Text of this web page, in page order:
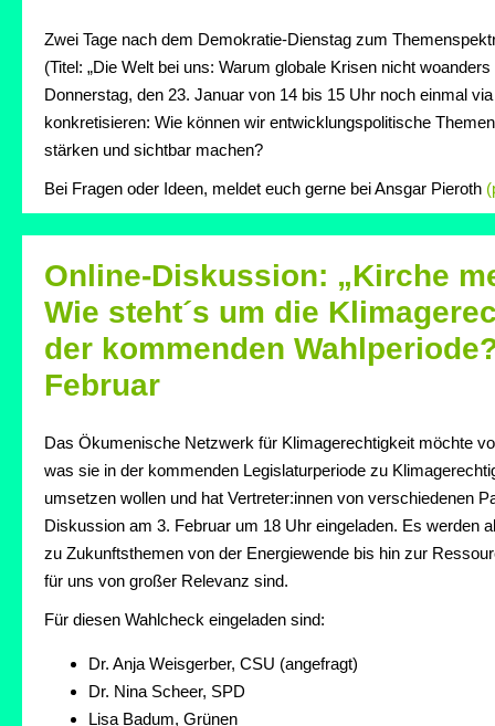
Zwei Tage nach dem Demokratie-Dienstag zum
(Titel: „Die Welt bei uns: Warum globale Krisen nicht
Donnerstag, den 23. Januar von 14 bis 15 Uhr noch einmal
konkretisieren: Wie können wir entwicklungspolitische
stärken und sichtbar machen?
Bei Fragen oder Ideen, meldet euch gerne bei Ansgar Pieroth
Online-Diskussion: „Kirche
Wie steht´s um die
der kommenden
Februar
Das Ökumenische Netzwerk für Klimagerechtigkeit möchte
was sie in der kommenden Legislaturperiode zu
umsetzen wollen und hat Vertreter:innen von verschiedenen
Diskussion am 3. Februar um 18 Uhr eingeladen. Es werden
zu Zukunftsthemen von der Energiewende bis hin zur
für uns von großer Relevanz sind.
Für diesen Wahlcheck eingeladen sind:
Dr. Anja Weisgerber, CSU (angefragt)
Dr. Nina Scheer, SPD
Lisa Badum, Grünen